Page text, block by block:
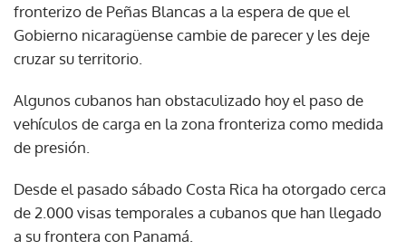
fronterizo de Peñas Blancas a la espera de que el
Gobierno nicaragüense cambie de parecer y les deje
cruzar su territorio.
Algunos cubanos han obstaculizado hoy el paso de
vehículos de carga en la zona fronteriza como medida
de presión.
Desde el pasado sábado Costa Rica ha otorgado cerca
de 2.000 visas temporales a cubanos que han llegado
a su frontera con Panamá.